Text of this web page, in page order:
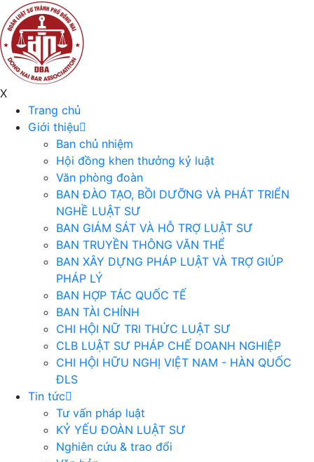
X
Trang chủ
Giới thiệu
Ban chủ nhiệm
Hội đồng khen thưởng kỷ luật
Văn phòng đoàn
BAN ĐÀO TẠO, BỒI DƯỠNG VÀ PHÁT TRIỂN
NGHỀ LUẬT SƯ
BAN GIÁM SÁT VÀ HỖ TRỢ LUẬT SƯ
BAN TRUYỀN THÔNG VĂN THỂ
BAN XÂY DỰNG PHÁP LUẬT VÀ TRỢ GIÚP
PHÁP LÝ
BAN HỢP TÁC QUỐC TẾ
BAN TÀI CHÍNH
CHI HỘI NỮ TRI THỨC LUẬT SƯ
CLB LUẬT SƯ PHÁP CHẾ DOANH NGHIỆP
CHI HỘI HỮU NGHỊ VIỆT NAM - HÀN QUỐC
ĐLS
Tin tức
Tư vấn pháp luật
KỶ YẾU ĐOÀN LUẬT SƯ
Nghiên cứu & trao đổi